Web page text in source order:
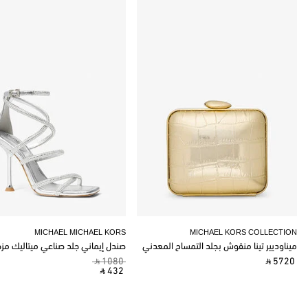
MICHAEL MICHAEL KORS
صندل إيماني جلد صناعي ميتاليك
‎ ⃁ 1080 ‎
‎ ⃁ 432 ‎
MICHAEL KORS COLLECTION
ميناوديير تينا منقوش بجلد التمساح المعدني
‎ ⃁ 5720 ‎